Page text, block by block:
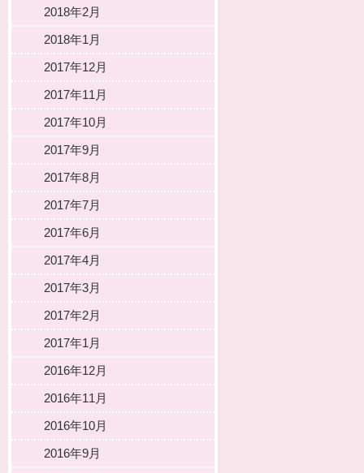
2018年2月
2018年1月
2017年12月
2017年11月
2017年10月
2017年9月
2017年8月
2017年7月
2017年6月
2017年4月
2017年3月
2017年2月
2017年1月
2016年12月
2016年11月
2016年10月
2016年9月